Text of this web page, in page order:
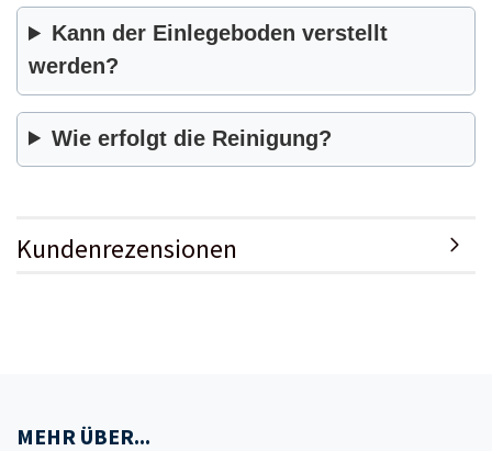
Kann der Einlegeboden verstellt
werden?
Wie erfolgt die Reinigung?
Kundenrezensionen
MEHR ÜBER...